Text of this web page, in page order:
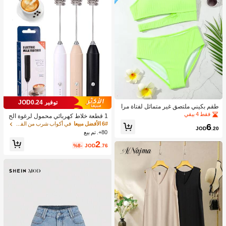
طقم بكيني ملتصق غير متماثل لفتاة مرا
هقة شاطئ صيفي
فقط 4 بيقي
JOD6.20
توفير JOD0.24
1 قطعة خلاط كهربائي محمول لرغوة الح
ليب، رغاية الحليب القابلة للشحن - شحن
USB، 3 سرعات، خلاط حليب كهربائي ص
غير، مناسب للقهوة/اللاتيه/الكابتشينو/الش
وكولاتة الساخنة/البيض
6# الأفضل مبيعا
في أكواب شرب من الفولاذ المقاوم للصدأ جهاز رغوة ال
80+. تم بيع
JOD2.76
%8-